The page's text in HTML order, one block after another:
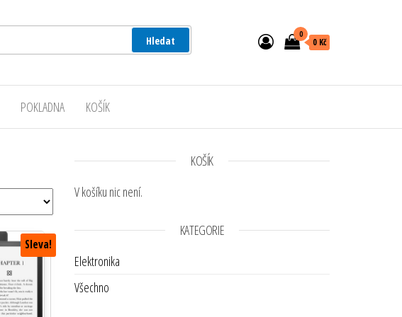
Hledat 0
0 Kč
POKLADNA KOŠÍK
Sleva!
KOŠÍK
V košíku nic není.
KATEGORIE
Elektronika
Všechno